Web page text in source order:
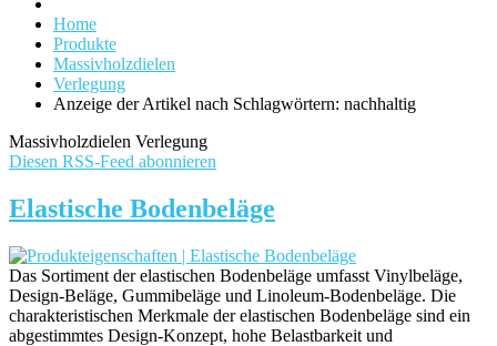
Home
Produkte
Massivholzdielen
Verlegung
Anzeige der Artikel nach Schlagwörtern: nachhaltig
Massivholzdielen Verlegung
Diesen RSS-Feed abonnieren
Elastische Bodenbeläge
Das Sortiment der elastischen Bodenbeläge umfasst Vinylbeläge,
Design-Beläge, Gummibeläge und Linoleum-Bodenbeläge. Die
charakteristischen Merkmale der elastischen Bodenbeläge sind ein
abgestimmtes Design-Konzept, hohe Belastbarkeit und